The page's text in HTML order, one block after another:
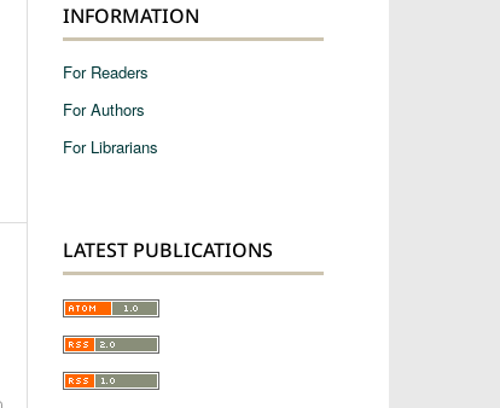
INFORMATION
For Readers
For Authors
For Librarians
LATEST PUBLICATIONS